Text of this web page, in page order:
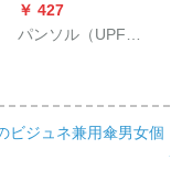
￥ 427
パンソル（UPF
のためのものに、女
神様の全遮光パソル